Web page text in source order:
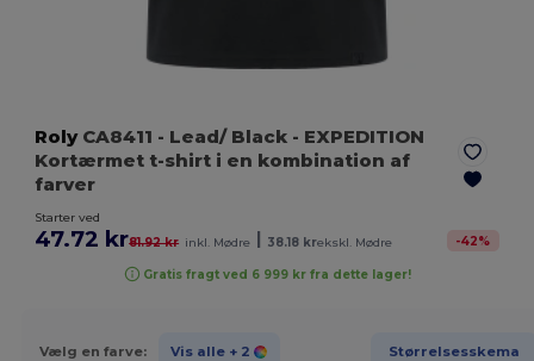
RolyCA8411 - Lead/ Black - EXPEDITION
Kortærmet t-shirt i en kombination af
farver
Starter ved
47.72 kr81.92 kr inkl. Mødre 38.18 krekskl. Mødre -42%
Gratis fragt ved 6 999 kr fra dette lager!
Vælg en farve: Vis alle + 2 Størrelsesskema